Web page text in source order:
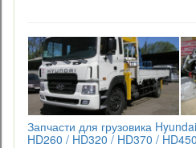
Запчасти для грузовика
HD260 / HD320 / HD370 /